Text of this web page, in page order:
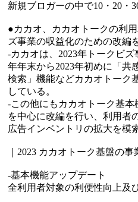
新規ブロガーの中で10・20・
●カカオ、カカオトークの利
ズ事業の収益化のための改編
-カカオは、2023年トークビ
年年末から2023年初めに「共
検索」機能などカカオトーク
している。
-この他にもカカオトーク基
を中心に改編を行い、利用者
広告インベントリの拡大を模
｜2023 カカオトーク基盤の事
-基本機能アップデート
全利用者対象の利便性向上及